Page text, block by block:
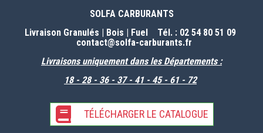
SOLFA CARBURANTS
Livraison Granulés | Bois | Fuel Tél. : 02 54 80 51 09
contact@solfa-carburants.fr
Livraisons uniquement dans les Départements :
18 - 28 - 36 - 37 - 41 - 45 - 61 - 72
TÉLÉCHARGER LE CATALOGUE